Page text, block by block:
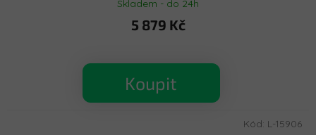
Skladem - do 24h
5 879 Kč
Koupit
Kód: L-15906